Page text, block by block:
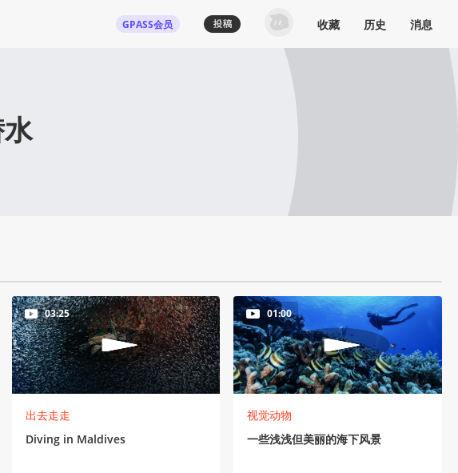
GPASS会员 收藏 历史 消息
03:25
出去走走
Diving in Maldives
01:00
视觉动物
一些浅浅但美丽的海下风景